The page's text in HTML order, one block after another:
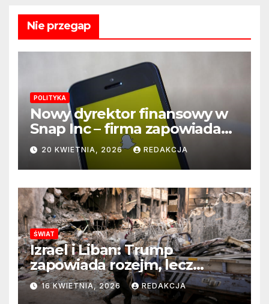
Nie przegap
POLITYKA
Nowy dyrektor finansowy w
Snap Inc – firma zapowiada
zmianę na kluczowym
stanowisku
20 KWIETNIA, 2026 REDAKCJA
ŚWIAT
Izrael i Liban: Trump
zapowiada rozejm, lecz
perspektywa zakończenia
wojny wciąż odległa
16 KWIETNIA, 2026 REDAKCJA